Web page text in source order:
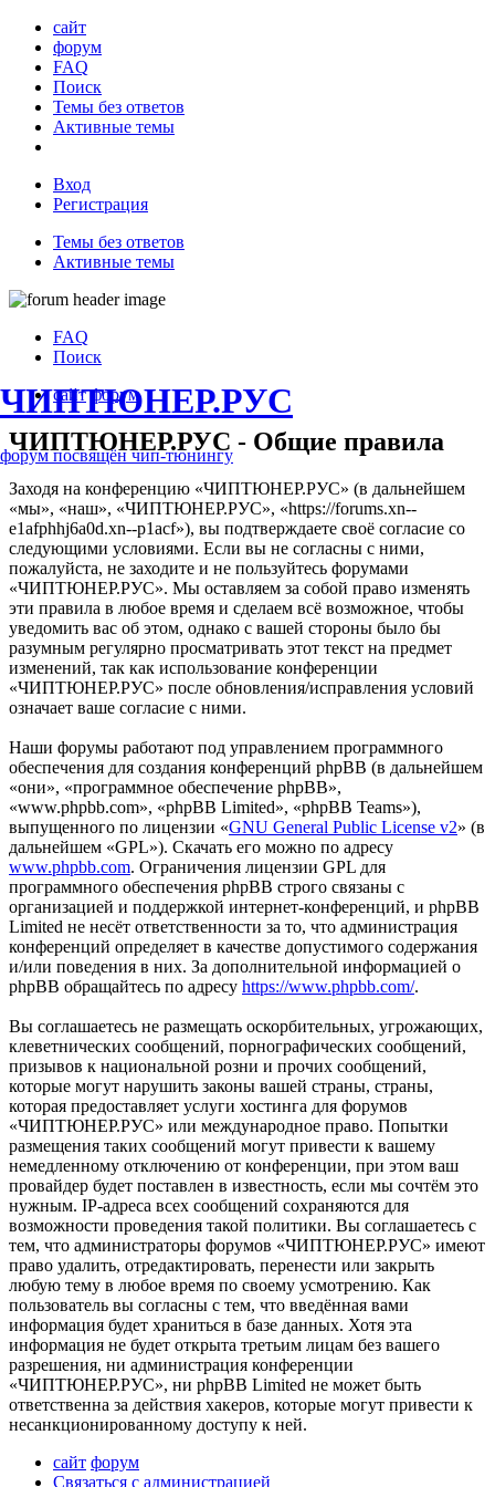
сайт
форум
FAQ
Поиск
Темы без ответов
Активные темы
Вход
Регистрация
Темы без ответов
Активные темы
ЧИПТЮНЕР.РУС
форум посвящён чип-тюнингу
FAQ
Поиск
сайт форум
ЧИПТЮНЕР.РУС - Общие правила
Заходя на конференцию «ЧИПТЮНЕР.РУС» (в дальнейшем
«мы», «наш», «ЧИПТЮНЕР.РУС», «https://forums.xn--
e1afphhj6a0d.xn--p1acf»), вы подтверждаете своё согласие со
следующими условиями. Если вы не согласны с ними,
пожалуйста, не заходите и не пользуйтесь форумами
«ЧИПТЮНЕР.РУС». Мы оставляем за собой право изменять
эти правила в любое время и сделаем всё возможное, чтобы
уведомить вас об этом, однако с вашей стороны было бы
разумным регулярно просматривать этот текст на предмет
изменений, так как использование конференции
«ЧИПТЮНЕР.РУС» после обновления/исправления условий
означает ваше согласие с ними.
Наши форумы работают под управлением программного
обеспечения для создания конференций phpBB (в дальнейшем
«они», «программное обеспечение phpBB»,
«www.phpbb.com», «phpBB Limited», «phpBB Teams»),
выпущенного по лицензии «GNU General Public License v2» (в
дальнейшем «GPL»). Скачать его можно по адресу
www.phpbb.com. Ограничения лицензии GPL для
программного обеспечения phpBB строго связаны с
организацией и поддержкой интернет-конференций, и phpBB
Limited не несёт ответственности за то, что администрация
конференций определяет в качестве допустимого содержания
и/или поведения в них. За дополнительной информацией о
phpBB обращайтесь по адресу https://www.phpbb.com/.
Вы соглашаетесь не размещать оскорбительных, угрожающих,
клеветнических сообщений, порнографических сообщений,
призывов к национальной розни и прочих сообщений,
которые могут нарушить законы вашей страны, страны,
которая предоставляет услуги хостинга для форумов
«ЧИПТЮНЕР.РУС» или международное право. Попытки
размещения таких сообщений могут привести к вашему
немедленному отключению от конференции, при этом ваш
провайдер будет поставлен в известность, если мы сочтём это
нужным. IP-адреса всех сообщений сохраняются для
возможности проведения такой политики. Вы соглашаетесь с
тем, что администраторы форумов «ЧИПТЮНЕР.РУС» имеют
право удалить, отредактировать, перенести или закрыть
любую тему в любое время по своему усмотрению. Как
пользователь вы согласны с тем, что введённая вами
информация будет храниться в базе данных. Хотя эта
информация не будет открыта третьим лицам без вашего
разрешения, ни администрация конференции
«ЧИПТЮНЕР.РУС», ни phpBB Limited не может быть
ответственна за действия хакеров, которые могут привести к
несанкционированному доступу к ней.
сайт форум
Связаться с администрацией